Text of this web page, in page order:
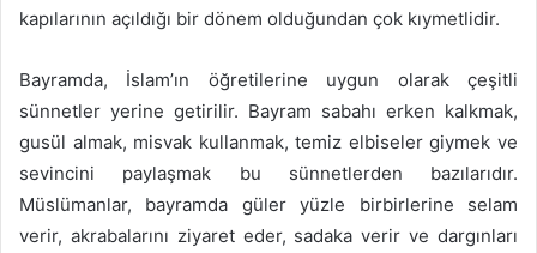
kapılarının açıldığı bir dönem olduğundan çok kıymetlidir.
Bayramda, İslam’ın öğretilerine uygun olarak çeşitli
sünnetler yerine getirilir. Bayram sabahı erken kalkmak,
gusül almak, misvak kullanmak, temiz elbiseler giymek ve
sevincini paylaşmak bu sünnetlerden bazılarıdır.
Müslümanlar, bayramda güler yüzle birbirlerine selam
verir, akrabalarını ziyaret eder, sadaka verir ve dargınları